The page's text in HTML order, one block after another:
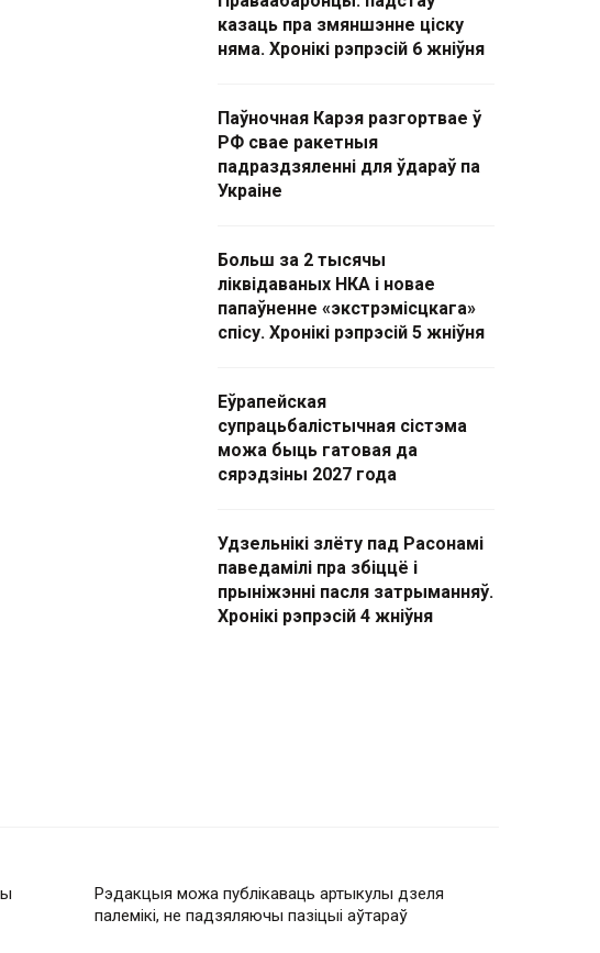
казаць пра змяншэнне ціску
няма. Хронікі рэпрэсій 6 жніўня
Паўночная Карэя разгортвае ў
РФ свае ракетныя
падраздзяленні для ўдараў па
Украіне
Больш за 2 тысячы
ліквідаваных НКА і новае
папаўненне «экстрэмісцкага»
спісу. Хронікі рэпрэсій 5 жніўня
Еўрапейская
супрацьбалістычная сістэма
можа быць гатовая да
сярэдзіны 2027 года
Удзельнікі злёту пад Расонамі
паведамілі пра збіццё і
прыніжэнні пасля затрыманняў.
Хронікі рэпрэсій 4 жніўня
Рэдакцыя можа публікаваць артыкулы дзеля
палемікі, не падзяляючы пазіцыі аўтараў